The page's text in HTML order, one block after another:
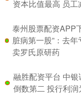
资本比值最高 员
泰州股票配资APP
脏病第一股”：去
卖罗氏原研药
融胜配资平台 中
倒数第二 投行利